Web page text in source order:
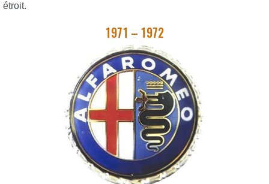
étroit.
1971 – 1972